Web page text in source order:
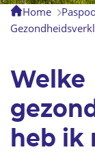
Home
Welke
heb ik